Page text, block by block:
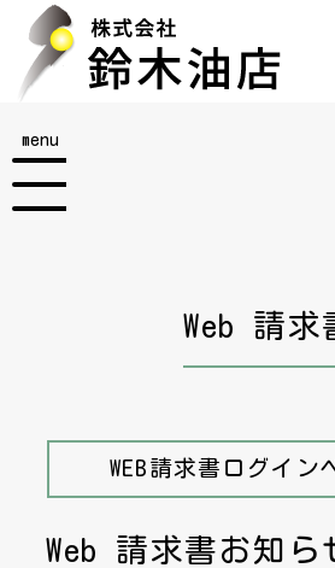
menu
Web 請求
WEB請求書ログイン
Web 請求書お知ら